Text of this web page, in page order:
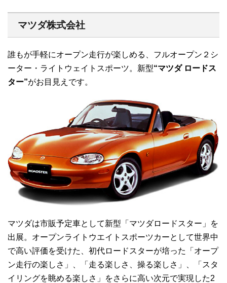
マツダ株式会社
誰もが手軽にオープン走行が楽しめる、フルオープン２シ
ーター・ライトウェイトスポーツ。新型“マツダ ロードス
ター”がお目見えです。
マツダは市販予定車として新型「マツダロードスター」を
出展。オープンライトウエイトスポーツカーとして世界中
で高い評価を受けた、初代ロードスターが培った「オープ
ン走行の楽しさ」、「走る楽しさ、操る楽しさ」、「スタ
イリングを眺める楽しさ」をさらに高い次元で実現した2